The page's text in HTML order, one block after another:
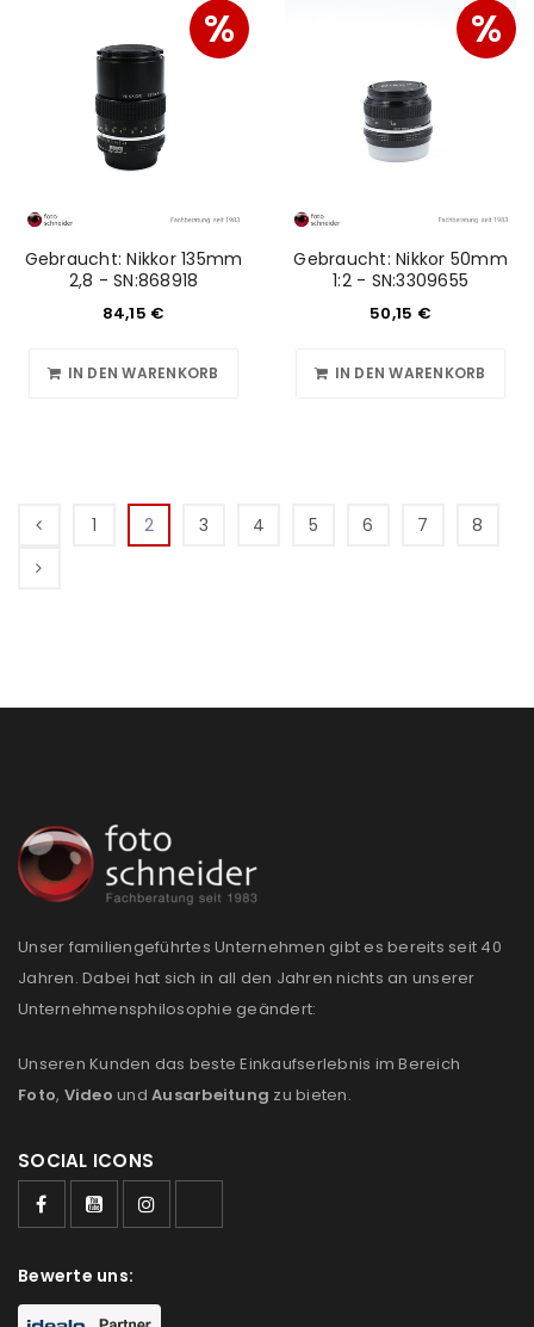
%
Gebraucht: Nikkor 135mm
2,8 - SN:868918
84,15 €
IN DEN WARENKORB
%
Gebraucht: Nikkor 50mm
1:2 - SN:3309655
50,15 €
IN DEN WARENKORB
1 2 3 4 5 6 7 8
Unser familiengeführtes Unternehmen gibt es bereits seit 40
Jahren. Dabei hat sich in all den Jahren nichts an unserer
Unternehmensphilosophie geändert:
Unseren Kunden das beste Einkaufserlebnis im Bereich
Foto, Video und Ausarbeitung zu bieten.
SOCIAL ICONS
Bewerte uns: